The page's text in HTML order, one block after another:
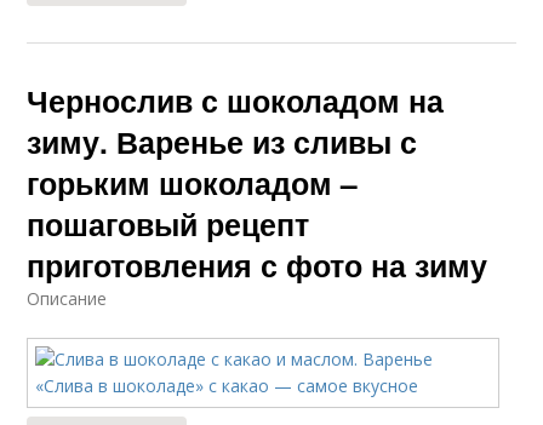
Чернослив с шоколадом на
зиму. Варенье из сливы с
горьким шоколадом –
пошаговый рецепт
приготовления с фото на зиму
Описание